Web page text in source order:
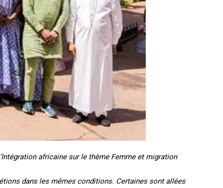
africaine sur le thème Femme et migration
dans les mêmes conditions. Certaines sont allées